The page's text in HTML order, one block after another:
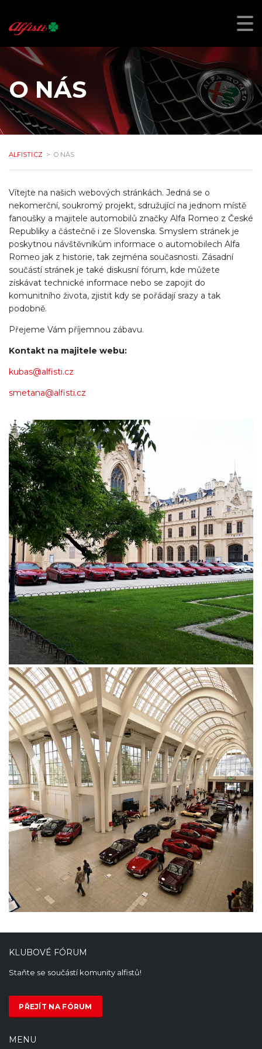
O NÁS
ALFISTI.CZ > O NÁS
Vítejte na našich webových stránkách. Jedná se o
nekomerční, soukromý projekt, sdružující na jednom místě
fanoušky a majitele automobilů značky Alfa Romeo z České
Republiky a částečně i ze Slovenska. Smyslem stránek je
poskytnou návštěvníkům informace o automobilech Alfa
Romeo jak z historie, tak zejména současnosti. Zásadní
součástí stránek je také diskusní fórum, kde můžete
získávat technické informace nebo se zapojit do
komunitního života, zjistit kdy se pořádají srazy a tak
podobně.
Přejeme Vám příjemnou zábavu.
Kontakt na majitele webu:
kubas@alfisti.cz
smetana@alfisti.cz
KLUBOVÉ FÓRUM
Staňte se součástí komunity alfistů!
PŘEJÍT NA FÓRUM
MENU